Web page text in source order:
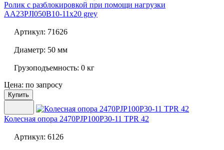
Ролик с разблокировкой при помощи нагрузки
AA23PJI050B10-11x20 grey
Артикул: 71626
Диаметр: 50 мм
Грузоподъемность: 0 кг
Цена: по запросу
Купить
Колесная опора 2470PJP100P30-11 TPR 42
Артикул: 6126